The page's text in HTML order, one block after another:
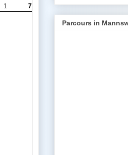
Parcours in